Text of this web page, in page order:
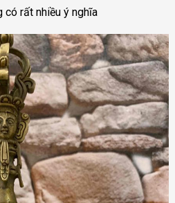
có rất nhiều ý nghĩa